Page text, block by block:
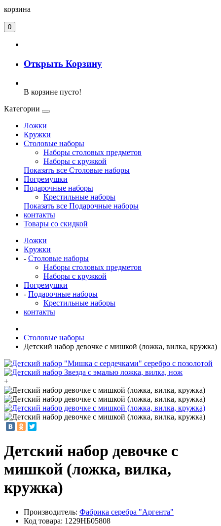
корзина
0
Открыть Корзину
В корзине пусто!
Категории
Ложки
Кружки
Столовые наборы
Наборы столовых предметов
Наборы с кружкой
Показать все Столовые наборы
Погремушки
Подарочные наборы
Крестильные наборы
Показать все Подарочные наборы
контакты
Товары со скидкой
Ложки
Кружки
- Столовые наборы
Наборы столовых предметов
Наборы с кружкой
Погремушки
- Подарочные наборы
Крестильные наборы
контакты
Столовые наборы
Детский набор девочке с мишкой (ложка, вилка, кружка)
+
Детский набор девочке с
мишкой (ложка, вилка,
кружка)
Производитель: Фабрика серебра "Аргента"
Код товара: 1229НБ05808